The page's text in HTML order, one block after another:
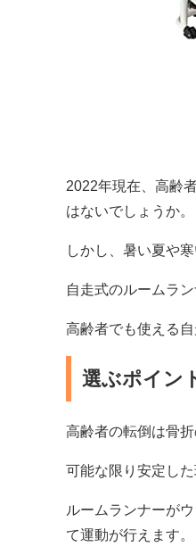
2022年現在、高齢
はないでしょうか。
しかし、暑い夏や
自走式のルームラ
高齢者でも使える
選ぶポイン
高齢者の転倒は骨
可能な限り安定し
ルームランナーが
て運動が行えます。